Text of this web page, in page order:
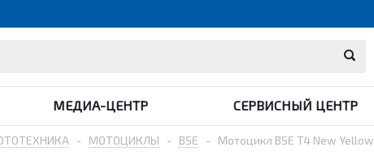
МЕДИА-ЦЕНТР СЕРВИСНЫЙ ЦЕНТР
- МОТОЦИКЛЫ - BSE - Мотоцикл BSE T4 New Yellow